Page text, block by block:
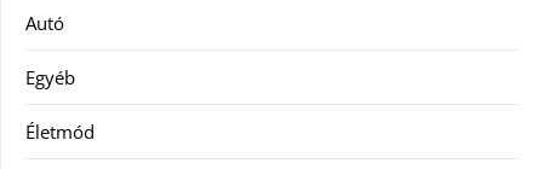
Autó
Egyéb
Életmód